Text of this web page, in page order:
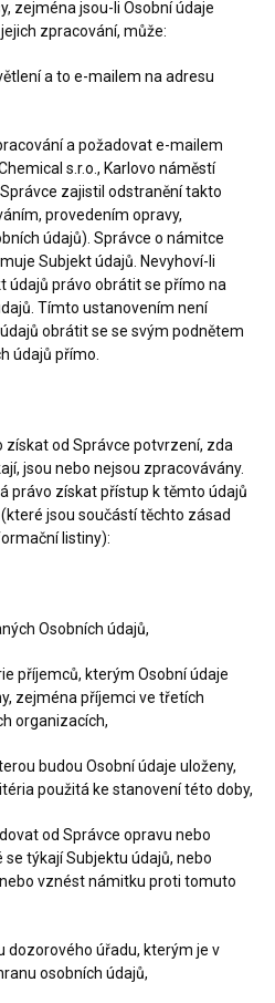
zejména jsou-li Osobní údaje
zpracování, může:
a to e-mailem na adresu
a požadovat e-mailem
s.r.o., Karlovo náměstí
zajistil odstranění takto
provedením opravy,
údajů). Správce o námitce
Subjekt údajů. Nevyhoví-li
údajů právo obrátit se přímo na
Tímto ustanovením není
obrátit se se svým podnětem
údajů přímo.
získat od Správce potvrzení, zda
jsou nebo nejsou zpracovávány.
právo získat přístup k těmto údajů
jsou součástí těchto zásad
listiny):
Osobních údajů,
příjemců, kterým Osobní údaje
zejména příjemci ve třetích
organizacích,
budou Osobní údaje uloženy,
použitá ke stanovení této doby,
od Správce opravu nebo
týkají Subjektu údajů, nebo
vznést námitku proti tomuto
dozorového úřadu, kterým je v
osobních údajů,